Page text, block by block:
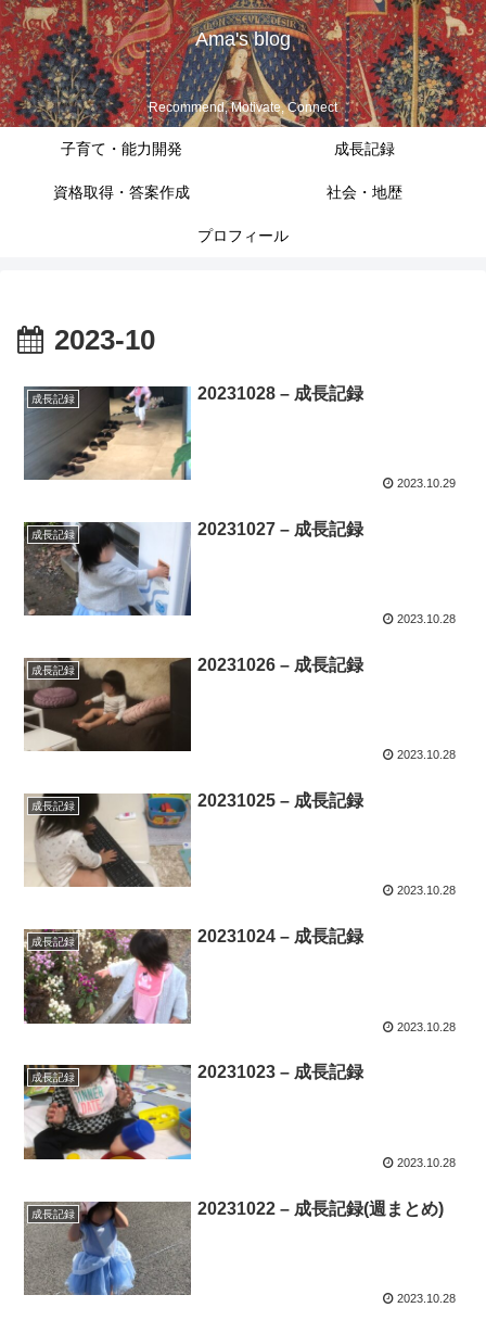
Ama's blog
Recommend, Motivate, Connect
子育て・能力開発 成長記録
資格取得・答案作成 社会・地歴
プロフィール
2023-10
成長記録 20231028 – 成長記録
2023.10.29
成長記録 20231027 – 成長記録
2023.10.28
成長記録 20231026 – 成長記録
2023.10.28
成長記録 20231025 – 成長記録
2023.10.28
成長記録 20231024 – 成長記録
2023.10.28
成長記録 20231023 – 成長記録
2023.10.28
成長記録 20231022 – 成長記録(週まとめ)
2023.10.28